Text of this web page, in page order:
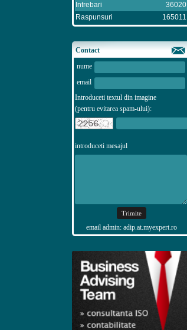
Intrebari
36020
Raspunsuri
165011
Contact
nume
email
Introduceti textul din imagine
(pentru evitarea spam-ului):
introduceti mesajul
email admin: adip.at.myexpert.ro